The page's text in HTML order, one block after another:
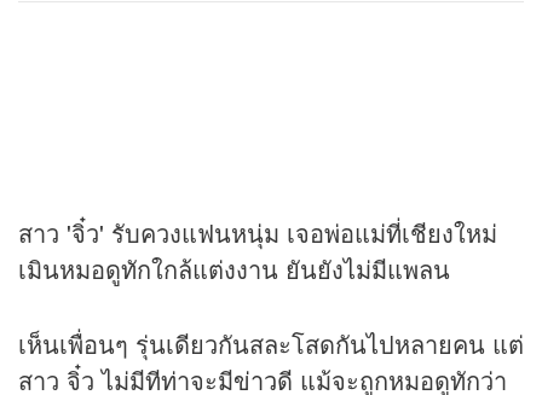
สาว 'จิ๋ว' รับควงแฟนหนุ่ม เจอพ่อแม่ที่เชียงใหม่
เมินหมอดูทักใกล้แต่งงาน ยันยังไม่มีแพลน
เห็นเพื่อนๆ รุ่นเดียวกันสละโสดกันไปหลายคน แต่
สาว จิ๋ว ไม่มีทีท่าจะมีข่าวดี แม้จะถูกหมอดูทักว่า